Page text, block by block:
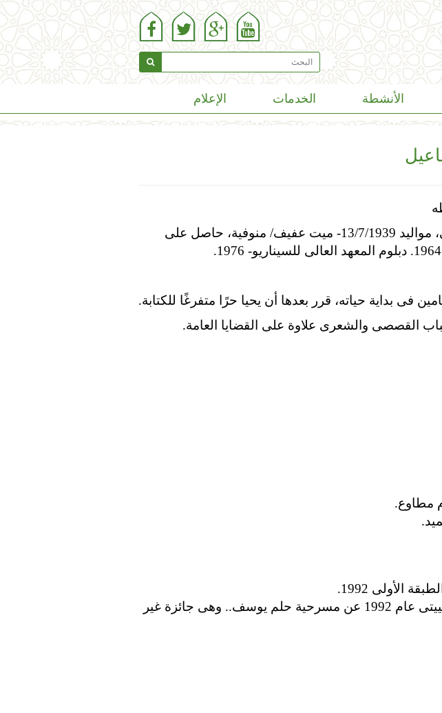
الأنشطة الخدمات الإعلام
هو شاعر وكاتب مسرحى، مواليد 13/7/1939- ميت عفيف/ منوفية، حاصل على
بداية حياته، قرر بعدها أن يحيا حرًا متفرغًا للكتابة.
القصصى والشعرى علاوة على القضايا العامة.
الجائزة الأولى فى مهرجان فولجو جراد الدولى بالاتحاد السوفييتى عام 1992 عن مسرحية حلم يوسف.. وهى جائزة غير